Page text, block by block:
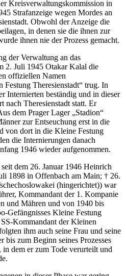
Kreisverwaltungskommission in
Strafanzeige wegen Mordes an
Obwohl der Anzeige die
in denen sie die ihnen zur
ihnen nie der Prozess gemacht.
der Verwaltung an das
2. Juli 1945 Otakar Kalal die
offiziellen Namen
Festung Theresienstadt
trug. In
Internierten beständig und in dieser
nach Theresienstadt statt. Er
dem Prager Lager
Stadion
zur Entseuchung erst in die
von dort in die Kleine Festung
die Internierungen danach
1946 wieder aufgenommen.
dem 26. Januar 1946 Heinrich
1898 in Offenbach am Main; † 26.
(hingerichtet)) war
Kommandant der 1. Kompanie
und Mähren und von 1940 bis
Gefängnisses Kleine Festung
Kommandant der Kleinen
ihm auch seine Frau und seine
bis zum Beginn seines Prozesses
dem er zum Tode verurteilt und